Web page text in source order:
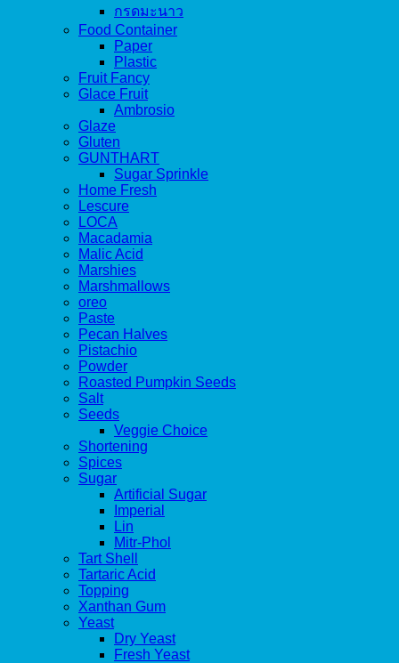
กรดมะนาว
Food Container
Paper
Plastic
Fruit Fancy
Glace Fruit
Ambrosio
Glaze
Gluten
GUNTHART
Sugar Sprinkle
Home Fresh
Lescure
LOCA
Macadamia
Malic Acid
Marshies
Marshmallows
oreo
Paste
Pecan Halves
Pistachio
Powder
Roasted Pumpkin Seeds
Salt
Seeds
Veggie Choice
Shortening
Spices
Sugar
Artificial Sugar
Imperial
Lin
Mitr-Phol
Tart Shell
Tartaric Acid
Topping
Xanthan Gum
Yeast
Dry Yeast
Fresh Yeast